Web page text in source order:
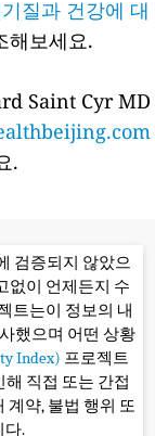
질과 건강에 대
해보세요.
Saint Cyr MD
.
검증되지 않았으
없이 언제든지 수
트는이 정보의 내
했으며 어떤 상황
Index) 프로젝트
직접 또는 간접
계약, 불법 행위 또
다.